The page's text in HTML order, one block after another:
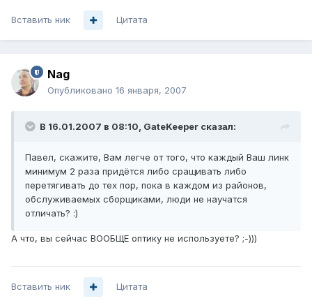
Вставить ник Цитата
Nag
Опубликовано 16 января, 2007
В 16.01.2007 в 08:10, GateKeeper сказал:
Павел, скажите, Вам легче от того, что каждый Ваш линк
минимум 2 раза придётся либо сращивать либо
перетягивать до тех пор, пока в каждом из районов,
обслуживаемых сборщиками, люди не научатся
отличать? :)
А что, вы сейчас ВООБЩЕ оптику не используете? ;-)))
Вставить ник Цитата